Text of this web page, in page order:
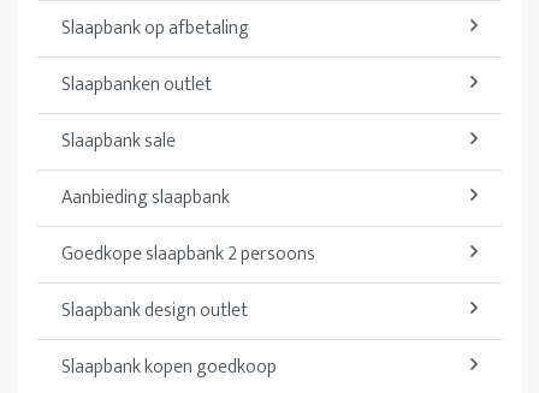
Slaapbank op afbetaling
Slaapbanken outlet
Slaapbank sale
Aanbieding slaapbank
Goedkope slaapbank 2 persoons
Slaapbank design outlet
Slaapbank kopen goedkoop